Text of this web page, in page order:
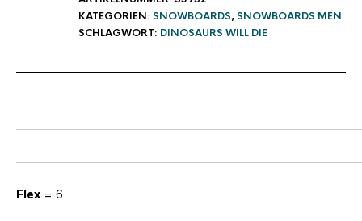
KATEGORIEN: SNOWBOARDS,SNOWBOARDS MEN
SCHLAGWORT: DINOSAURS WILL DIE
Flex = 6